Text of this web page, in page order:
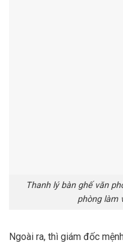
Thanh lý bàn ghế văn
phòng làm
Ngoài ra, thì giám đốc